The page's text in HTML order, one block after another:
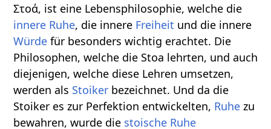
Στοά, ist eine Lebensphilosophie, welche die
innere Ruhe, die innere Freiheit und die innere
Würde für besonders wichtig erachtet. Die
Philosophen, welche die Stoa lehrten, und auch
diejenigen, welche diese Lehren umsetzen,
werden als Stoiker bezeichnet. Und da die
Stoiker es zur Perfektion entwickelten, Ruhe zu
bewahren, wurde die stoische Ruhe